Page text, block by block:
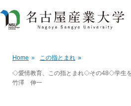
Home » この指とまれ »
◇愛情教育、この指とまれ◇その48◇学生
竹澤 伸一